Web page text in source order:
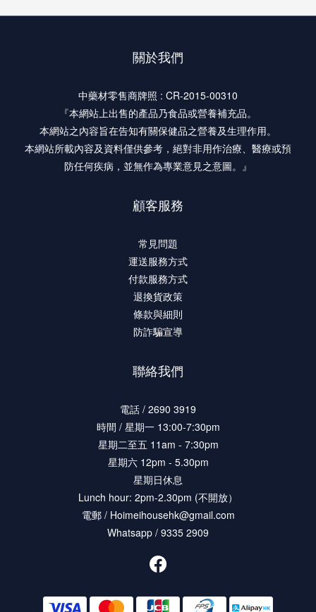
關於我們
中藥材零售商牌照 : CR-2015-00310
『本網站上出售的產品乃食品或營養補充品。
本網站之內容旨在告知有關保健品之營養及生理作用。
本網站所載內容及資料僅供參考，絕對非用作治療、醫療或預
防任何疾病，並無作為專業意見之意圖。』
顧客服務
常見問題
運送服務方式
付款服務方式
退換貨政策
條款與細則
防詐騙宣導
聯絡我們
電話 / 2690 3919
時間 / 星期一 13:00-7:30pm
星期二至五 11am - 7:30pm
星期六 12pm - 5.30pm
星期日休息
Lunch hour: 2pm-2.30pm (不開放）
電郵 / Hoimeihousehk@gmail.com
Whatsapp / 9335 2909